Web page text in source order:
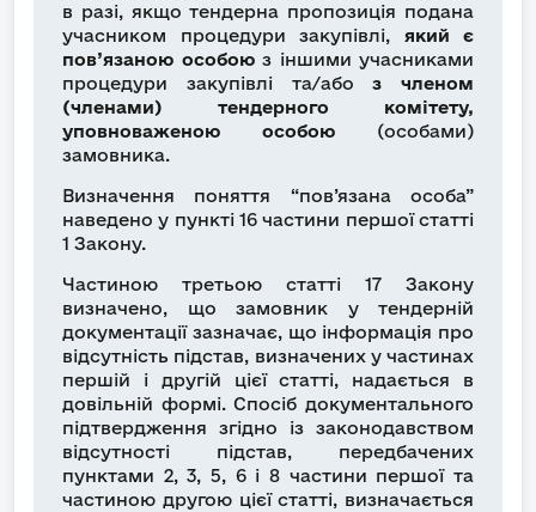
в разі, якщо тендерна пропозиція подана
учасником процедури закупівлі, який є
пов’язаною особою з іншими учасниками
процедури закупівлі та/абоз членом
(членами) тендерного комітету,
уповноваженою особою (особами)
замовника.
Визначення поняття “пов’язана особа”
наведено у пункті 16 частини першої статті
1 Закону.
Частиною третьою статті 17 Закону
визначено, що замовник у тендерній
документації зазначає, що інформація про
відсутність підстав, визначених у частинах
першій і другій цієї статті, надається в
довільній формі. Спосіб документального
підтвердження згідно із законодавством
відсутності підстав, передбачених
пунктами 2, 3, 5, 6 і 8 частини першої та
частиною другою цієї статті, визначається